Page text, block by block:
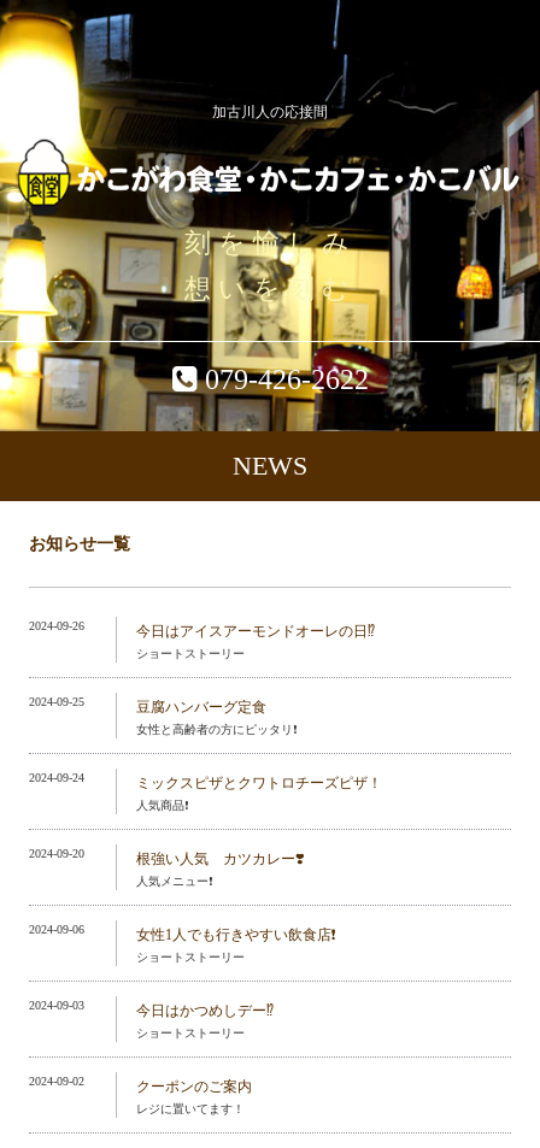
加古川人の応接間
刻を愉しみ
想いを刻む
079-426-2622
NEWS
お知らせ一覧
2024-09-26 今日はアイスアーモンドオーレの日⁉️
ショートストーリー
2024-09-25 豆腐ハンバーグ定食
女性と高齢者の方にピッタリ❗️
2024-09-24 ミックスピザとクワトロチーズピザ！
人気商品❗️
2024-09-20 根強い人気 カツカレー❣️
人気メニュー❗️
2024-09-06 女性1人でも行きやすい飲食店❗️
ショートストーリー
2024-09-03 今日はかつめしデー⁉️
ショートストーリー
2024-09-02 クーポンのご案内
レジに置いてます！